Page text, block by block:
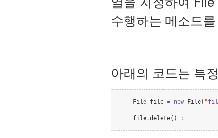
수행하는 메소드
아래의 코드는 특
File file = new File( "
    file
.delete() ;